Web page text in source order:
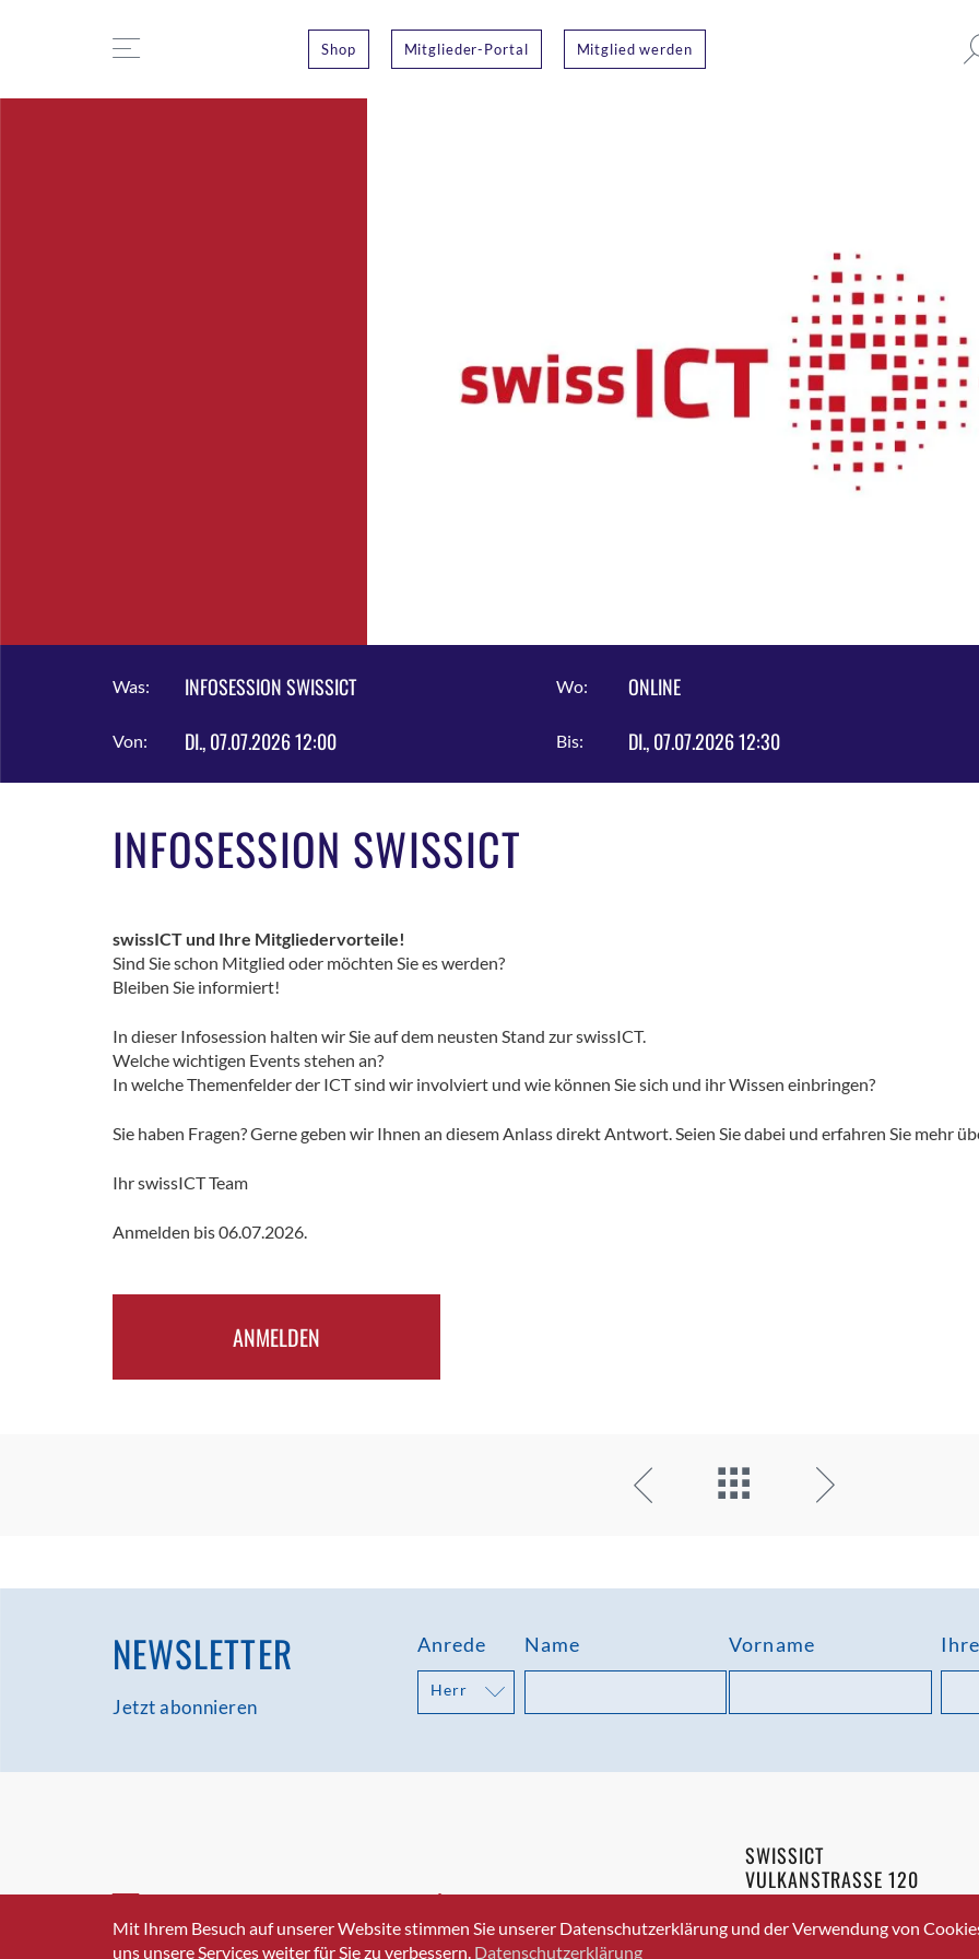
Shop Mitglieder-Portal Mitglied werden
Was: INFOSESSION SWISSICT Wo: ONLINE
Von: DI., 07.07.2026 12:00 Bis: DI., 07.07.2026 12:30
INFOSESSION SWISSICT
swissICT und Ihre Mitgliedervorteile!
Sind Sie schon Mitglied oder möchten Sie es werden?
Bleiben Sie informiert!
In dieser Infosession halten wir Sie auf dem neusten Stand zur swissICT.
Welche wichtigen Events stehen an?
In welche Themenfelder der ICT sind wir involviert und wie können Sie sich und ihr Wissen einbringen?
Sie haben Fragen? Gerne geben wir Ihnen an diesem Anlass direkt Antwort. Seien Sie dabei und erfahren Sie mehr
Ihr swissICT Team
Anmelden bis 06.07.2026.
ANMELDEN
NEWSLETTER
Jetzt abonnieren
Anrede
Herr
Name Vorname
INFO@SWISSICT.CH +41 43 336 40 20
SWISSICT
VULKANSTRASSE 120
8048 ZURICH
Mit Ihrem Besuch auf unserer Website stimmen Sie unserer Datenschutzerklärung und der Verwendung von
uns unsere Services weiter für Sie zu verbessern. Datenschutzerklärung